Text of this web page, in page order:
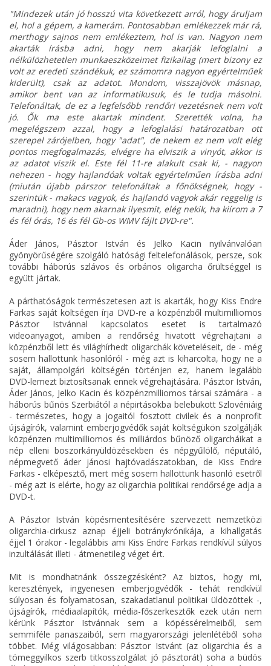
"Mindezek után jó hosszú vita következett arról, hogy áruljam
el, hol a gépem, a kamerám. Pontosabban emlékezzek már rá,
merthogy sajnos nem emlékeztem, hol is van. Nagyon nem
akarták írásba adni, hogy nem akarják lefoglalni a
nélkülözhetetlen munkaeszközeimet fizikailag (mert bizony ez
volt az eredeti szándékuk, ez számomra nagyon egyértelműek
kiderült), csak az adatot. Mondom, visszajövök másnap,
amikor bent van az informatikusuk, és le tudja másolni.
Telefonáltak, de ez a legfelsőbb rendőri vezetésnek nem volt
jó. Ők ma este akartak mindent. Szerették volna, ha
megelégszem azzal, hogy a lefoglalási határozatban ott
szerepel zárójelben, hogy "adat", de nekem ez nem volt elég
pontos megfogalmazás, elvégre ha elviszik a vinyót, akkor is
az adatot viszik el. Este fél 11-re alakult csak ki, - nagyon
nehezen - hogy hajlandóak voltak egyértelműen írásba adni
(miután újabb párszor telefonáltak a főnökségnek, hogy -
szerintük - makacs vagyok, és hajlandó vagyok akár reggelig is
maradni), hogy nem akarnak ilyesmit, elég nekik, ha kiírom a 7
és fél órás, 16 és fél Gb-os WMV fájlt DVD-re".
Áder János, Pásztor István és Jelko Kacin nyilvánvalóan
gyönyörűségére szolgáló hatósági feltelefonálások, persze, sok
további háborús szlávos és orbános oligarcha őrültséggel is
együtt jártak.
A párthatóságok természetesen azt is akarták, hogy Kiss Endre
Farkas saját költségen írja DVD-re a közpénzből multimilliomos
Pásztor Istvánnal kapcsolatos esetet is tartalmazó
videoanyagot, amiben a rendőrség hivatott végrehajtani a
közpénzből lett és világhírhedt oligarchák követeléseit, de - még
sosem hallottunk hasonlóról - még azt is kiharcolta, hogy ne a
saját, állampolgári költségén történjen ez, hanem legalább
DVD-lemezt biztosítsanak ennek végrehajtására. Pásztor István,
Áder János, Jelko Kacin és közpénzmilliomos társai számára - a
háborús bűnös Szerbiától a népirtásokba belebukott Szlovéniáig
- természetes, hogy a jogaitól fosztott civilek és a nonprofit
újságírók, valamint emberjogvédők saját költségükön szolgálják
közpénzen multimilliomos és milliárdos bűnöző oligarcháikat a
nép elleni boszorkányüldözésekben és népgyűlölő, néputáló,
népmegvető áder jánosi hajtóvadászatokban, de Kiss Endre
Farkas - elképesztő, mert még sosem hallottunk hasonló esetről
- még azt is elérte, hogy az oligarchia politikai rendőrsége adja a
DVD-t.
A Pásztor István köpésmentesítésére szervezett nemzetközi
oligarchia-cirkusz aznap éjjeli botránykrónikája, a kihallgatás
éjjel 1 órakor - legalábbis ami Kiss Endre Farkas rendkívül súlyos
inzultálását illeti - átmenetileg véget ért.
Mit is mondhatnánk összegzésként? Az biztos, hogy mi,
keresztények, ingyenesen emberjogvédők - tehát rendkívül
súlyosan és folyamatosan, szakadatlanul politikai üldözöttek -,
újságírók, médiaalapítók, média-főszerkesztők ezek után nem
kérünk Pásztor Istvánnak sem a köpéssérelmeiből, sem
semmiféle panaszaiból, sem magyarországi jelenlétéből soha
többet. Még világosabban: Pásztor Istvánt (az oligarchia és a
tömeggyilkos szerb titkosszolgálat jó pásztorát) soha a büdös